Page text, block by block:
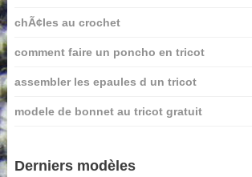
chÃ¢les au crochet
comment faire un poncho en tricot
assembler les epaules d un tricot
modele de bonnet au tricot gratuit
Derniers modèles